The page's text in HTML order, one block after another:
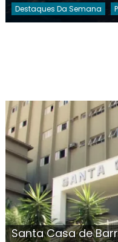
Destaques Da Semana
Santa Casa de